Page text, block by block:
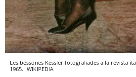
Les bessones Kessler fotografiades a la revista
1965. WIKIPEDIA